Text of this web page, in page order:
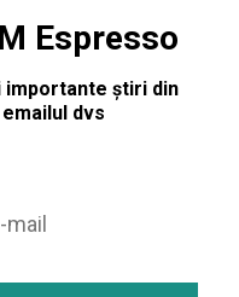
Espresso
importante știri din
dvs